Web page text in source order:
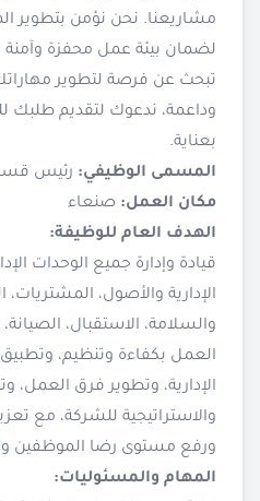
مشاريعنا. نحن نؤمن بتطوير
لضمان بيئة عمل محفزة
تبحث عن فرصة لتطوير
وداعمة، ندعوك لتقديم طلبك
بعناية.
المسمى الوظيفي: رئيس قسم
مكان العمل: صنعاء
الهدف العام للوظيفة:
قيادة وإدارة جميع الوحدات
الإدارية والأصول، المشتريات،
والسلامة، الاستقبال،
العمل بكفاءة وتنظيم،
الإدارية، وتطوير فرق العمل،
والاستراتيجية للشركة، مع
ورفع مستوى رضا الموظفين
المهام والمسئوليات: